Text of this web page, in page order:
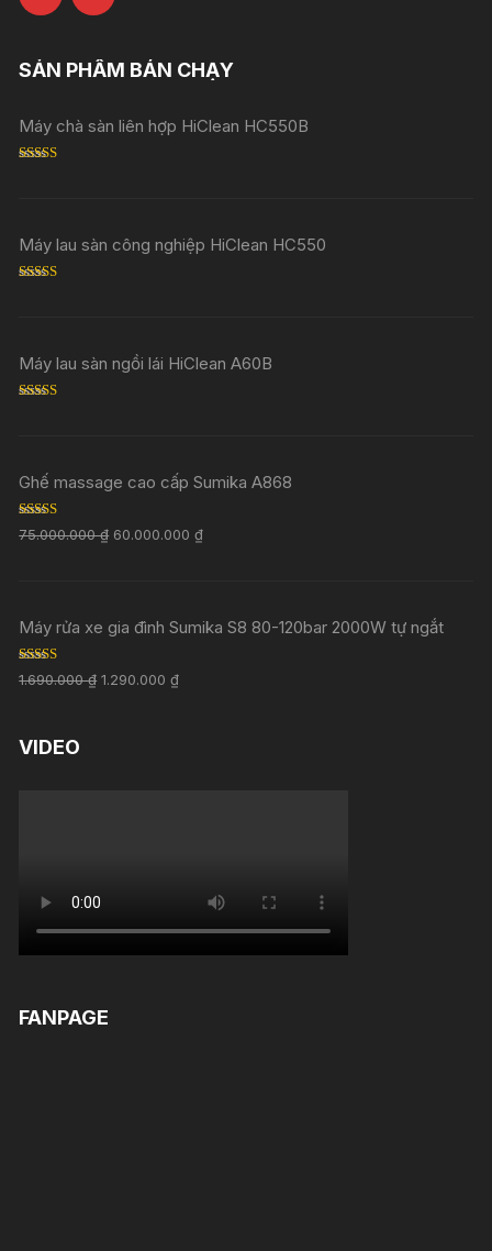
SẢN PHẨM BÁN CHẠY
Máy chà sàn liên hợp HiClean HC550B
Máy lau sàn công nghiệp HiClean HC550
Máy lau sàn ngồi lái HiClean A60B
Ghế massage cao cấp Sumika A868
Rated5.00
out of 5
75.000.000₫ 60.000.000₫
Máy rửa xe gia đình Sumika S8 80-120bar 2000W tự ngắt
Rated 5.00
out of 5
1.690.000₫ 1.290.000₫
VIDEO
FANPAGE